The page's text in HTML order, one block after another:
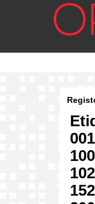
001
100
102
152